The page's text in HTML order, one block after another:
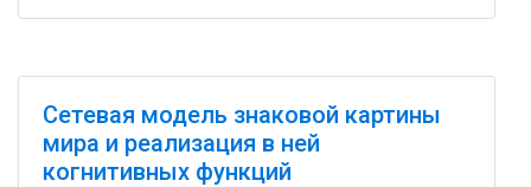
Сетевая модель знаковой картины
мира и реализация в ней
когнитивных функций